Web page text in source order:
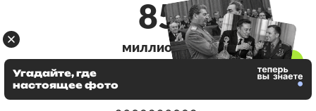
85
миллионов
человек пользовались Telegram в России по итогам
Угадайте, где
настоящее фото